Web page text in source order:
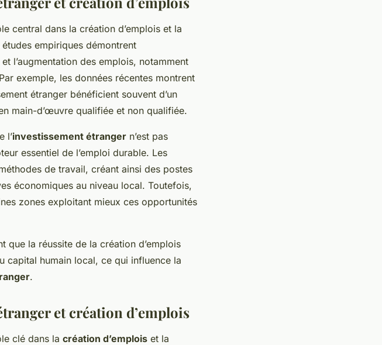
central dans la création d’emplois et la
empiriques démontrent
l’augmentation des emplois, notamment
exemple, les données récentes montrent
étranger bénéficient souvent d’un
main-d’œuvre qualifiée et non qualifiée.
l’investissement étranger n’est pas
essentiel de l’emploi durable. Les
de travail, créant ainsi des postes
économiques au niveau local. Toutefois,
zones exploitant mieux ces opportunités
que la réussite de la création d’emplois
capital humain local, ce qui influence la
.
et création d’emplois
clé dans la création d’emplois et la